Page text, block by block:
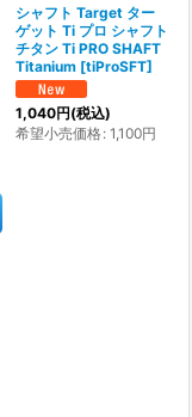
シャフト Target ター
ゲット Ti プロ シャフト
チタン Ti PRO SHAFT
Titanium [tiProSFT]
1,040円(税込)
希望小売価格: 1,100円